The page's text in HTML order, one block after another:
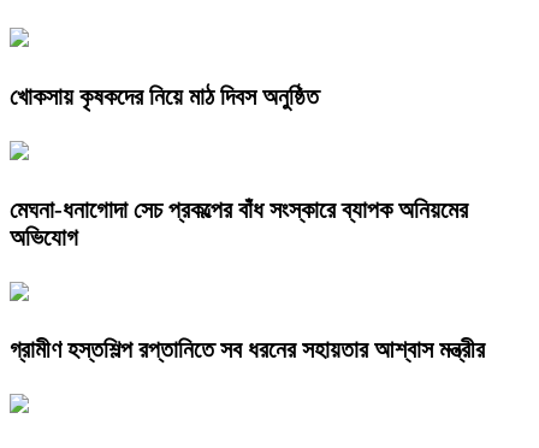
খোকসায় কৃষকদের নিয়ে মাঠ দিবস অনুষ্ঠিত
মেঘনা-ধনাগোদা সেচ প্রকল্পের বাঁধ সংস্কারে ব্যাপক অনিয়মের
অভিযোগ
গ্রামীণ হস্তশিল্প রপ্তানিতে সব ধরনের সহায়তার আশ্বাস মন্ত্রীর